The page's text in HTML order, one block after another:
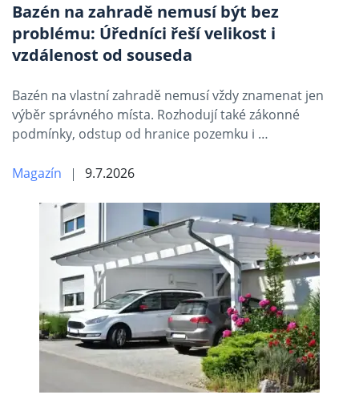
Bazén na zahradě nemusí být bez
problému: Úředníci řeší velikost i
vzdálenost od souseda
Bazén na vlastní zahradě nemusí vždy znamenat jen
výběr správného místa. Rozhodují také zákonné
podmínky, odstup od hranice pozemku i …
Magazín 9.7.2026